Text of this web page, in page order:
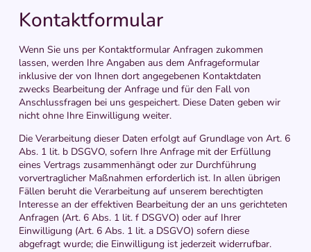
Kontaktformular
Wenn Sie uns per Kontaktformular Anfragen zukommen
lassen, werden Ihre Angaben aus dem Anfrageformular
inklusive der von Ihnen dort angegebenen Kontaktdaten
zwecks Bearbeitung der Anfrage und für den Fall von
Anschlussfragen bei uns gespeichert. Diese Daten geben wir
nicht ohne Ihre Einwilligung weiter.
Die Verarbeitung dieser Daten erfolgt auf Grundlage von Art. 6
Abs. 1 lit. b DSGVO, sofern Ihre Anfrage mit der Erfüllung
eines Vertrags zusammenhängt oder zur Durchführung
vorvertraglicher Maßnahmen erforderlich ist. In allen übrigen
Fällen beruht die Verarbeitung auf unserem berechtigten
Interesse an der effektiven Bearbeitung der an uns gerichteten
Anfragen (Art. 6 Abs. 1 lit. f DSGVO) oder auf Ihrer
Einwilligung (Art. 6 Abs. 1 lit. a DSGVO) sofern diese
abgefragt wurde; die Einwilligung ist jederzeit widerrufbar.